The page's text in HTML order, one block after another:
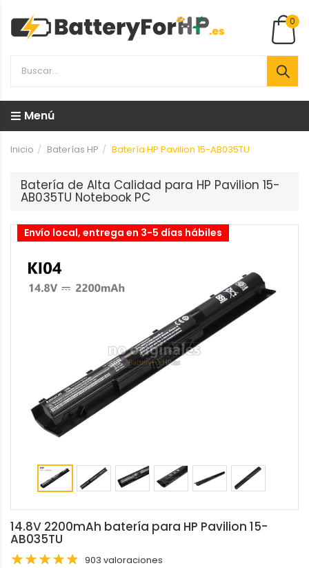
0
Menú
Inicio Baterías HP Batería HP Pavilion 15-AB035TU
Batería de Alta Calidad para HP Pavilion 15-
AB035TU Notebook PC
Envío local, entrega en 3-5 días hábiles
14.8V 2200mAh batería para HP Pavilion 15-
AB035TU
903 valoraciones